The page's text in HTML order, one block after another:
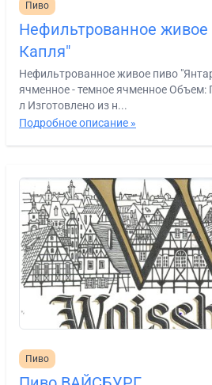
Пиво
Нефильтрованное живое
Капля"
Нефильтрованное живое пиво
ячменное - темное ячменное Объем:
л Изготовлено из н...
Подробное описание »
Пиво